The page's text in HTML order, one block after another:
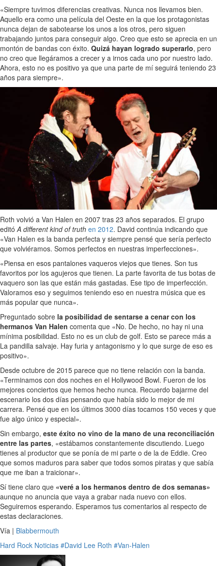
«Siempre tuvimos diferencias creativas. Nunca nos llevamos bien.
Aquello era como una película del Oeste en la que los protagonistas
nunca dejan de sabotearse los unos a los otros, pero siguen
trabajando juntos para conseguir algo. Creo que esto se aprecia en un
montón de bandas con éxito. Quizá hayan logrado superarlo, pero
no creo que llegáramos a crecer y a irnos cada uno por nuestro lado.
Ahora, esto no es positivo ya que una parte de mí seguirá teniendo 23
años para siempre».
Roth volvió a Van Halen en 2007 tras 23 años separados. El grupo
editó A different kind of truth en 2012. David continúa indicando que
«Van Halen es la banda perfecta y siempre pensé que sería perfecto
que volviéramos. Somos perfectos en nuestras imperfecciones».
«Piensa en esos pantalones vaqueros viejos que tienes. Son tus
favoritos por los agujeros que tienen. La parte favorita de tus botas de
vaquero son las que están más gastadas. Ese tipo de imperfección.
Valoramos eso y seguimos teniendo eso en nuestra música que es
más popular que nunca».
Preguntado sobre la posibilidad de sentarse a cenar con los
hermanos Van Halen comenta que «No. De hecho, no hay ni una
mínima posibilidad. Esto no es un club de golf. Esto se parece más a
La pandilla salvaje. Hay furia y antagonismo y lo que surge de eso es
positivo».
Desde octubre de 2015 parece que no tiene relación con la banda.
«Terminamos con dos noches en el Hollywood Bowl. Fueron de los
mejores conciertos que hemos hecho nunca. Recuerdo bajarme del
escenario los dos días pensando que había sido lo mejor de mi
carrera. Pensé que en los últimos 3000 días tocamos 150 veces y que
fue algo único y especial».
Sin embargo, este éxito no vino de la mano de una reconciliación
entre las partes, «estábamos constantemente discutiendo. Luego
tienes al productor que se ponía de mi parte o de la de Eddie. Creo
que somos maduros para saber que todos somos piratas y que sabía
que me iban a traicionar».
Sí tiene claro que «veré a los hermanos dentro de dos semanas»
aunque no anuncia que vaya a grabar nada nuevo con ellos.
Seguiremos esperando. Esperamos tus comentarios al respecto de
estas declaraciones.
Vía | Blabbermouth
Hard Rock Noticias #David Lee Roth #Van-Halen